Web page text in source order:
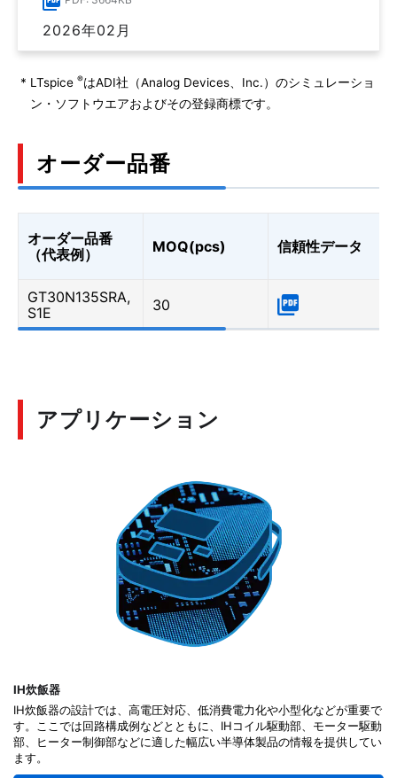
2026年02月
* LTspice ®はADI社（Analog Devices、Inc.）のシミュレーショ
ン・ソフトウエアおよびその登録商標です。
オーダー品番
オーダー品番
（代表例）
MOQ(pcs) 信頼性データ
GT30N135SRA,
S1E
30
アプリケーション
IH炊飯器
IH炊飯器の設計では、高電圧対応、低消費電力化や小型化などが重要で
す。ここでは回路構成例などとともに、IHコイル駆動部、モーター駆動
部、ヒーター制御部などに適した幅広い半導体製品の情報を提供してい
ます。